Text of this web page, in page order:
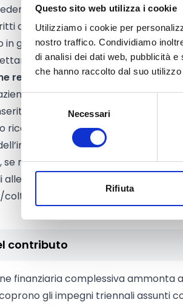
Questo sito web utilizza i cookie
Utilizziamo i cookie per
nostro traffico. Condividiamo
di analisi dei dati web, pubblicità
che hanno raccolto dal suo
Selezione
del
consenso
Necessari
Rifiuta
devono:
all’
Anagrafe delle Aziende
in gestione digitale aggiornato e
le superfici per le quali si
regolare(proprietà, affitto,
nel sistema di controllo per
riconosciuto, notifica e relativa
richiedono la maggiorazione
allevamenti biologici e al rapporto tra
destinate all’alimentazione
contributo
finanziaria complessiva ammonta a
gli impegni triennali assunti